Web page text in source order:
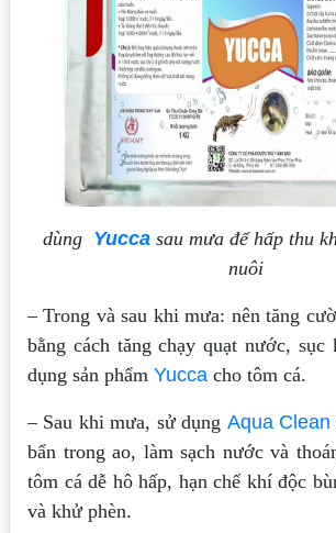
dùng Yuccasau mưa để hấp thu
nuôi
– Trong và sau khi mưa: nên tăng
bằng cách tăng chạy quạt nước, sục
dụng sản phẩm Yucca cho tôm cá.
– Sau khi mưa, sử dụng Aqua Clean
bẩn trong ao, làm sạch nước và
tôm cá dễ hô hấp, hạn chế khí độc
và khử phèn.